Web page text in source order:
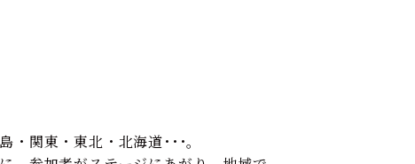
・関東・東北・北海道･･･。